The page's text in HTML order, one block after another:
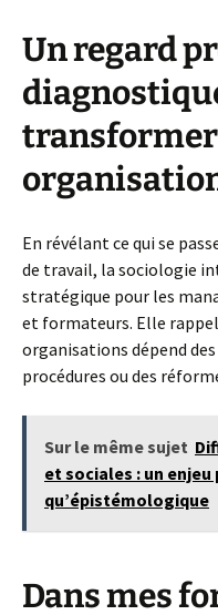
Un regard
transformer
En révélant ce qui se
de travail, la sociologie
stratégique pour les
et formateurs. Elle
organisations dépend
procédures ou des
Sur le même sujet
et sociales : un
qu’épistémologique
Dans mes